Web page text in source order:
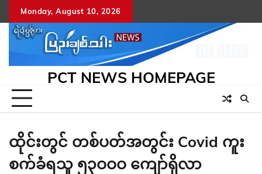
to
content
Monday, August 10, 2026
PCT NEWS HOMEPAGE
ထိုင်းတွင် တစ်ပတ်အတွင်း Covid ကူး
စက်ခံရသူ ၅၃ဝဝဝ ကျော်ရှိလာ